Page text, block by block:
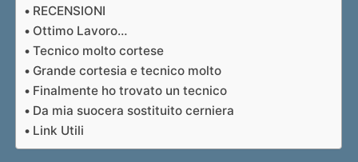
RECENSIONI
Ottimo Lavoro…
Tecnico molto cortese
Grande cortesia e tecnico molto
Finalmente ho trovato un tecnico
Da mia suocera sostituito cerniera
Link Utili